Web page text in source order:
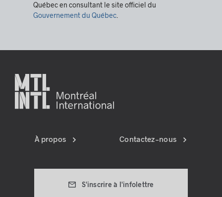
Québec en consultant le site officiel du
Gouvernement du Québec.
S'inscrire à l'infolettre
À propos Contactez-nous